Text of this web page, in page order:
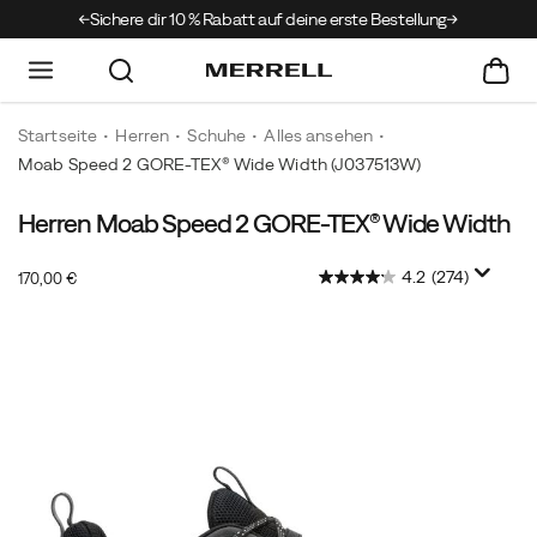
Sichere dir 10 % Rabatt auf deine erste Bestellung
Startseite Herren Schuhe
Alles ansehen
Moab Speed 2 GORE-TEX® Wide Width(J037513W)
Der
Speed
Marke
https://www.merrell.com/DE/de_DE/moab-
2-
Herren Moab Speed 2 GORE-TEX® Wide Width
170,00 €InStock 4.2 (274)